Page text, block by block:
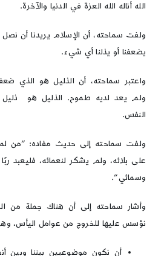
الله أناله الله العزة في الدنيا والآخرة.
ولفت سماحته، أن الإسلام يريدنا أن نصل
يضعفنا أو يذلنا أي شيء.
واعتبر سماحته، أن الذليل هو الذي
ولم يعد لديه طموح. الذليل هو ذليل
النفس.
ولفت سماحته إلى حديث مفاده: “من
على بلائه، ولم يشكر لنعمائه، فليعبد
وسمائي”.
وأشار سماحته إلى أن هناك جملة من
نؤسس عليها للخروج من عوامل اليأس،
أن نكون موضوعيين بيننا وبين